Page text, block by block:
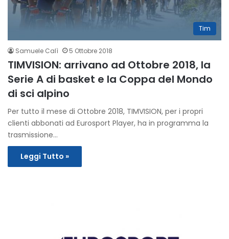
Tim
Samuele Calì 5 Ottobre 2018
TIMVISION: arrivano ad Ottobre 2018, la
Serie A di basket e la Coppa del Mondo
di sci alpino
Per tutto il mese di Ottobre 2018, TIMVISION, per i propri
clienti abbonati ad Eurosport Player, ha in programma la
trasmissione…
Leggi Tutto »